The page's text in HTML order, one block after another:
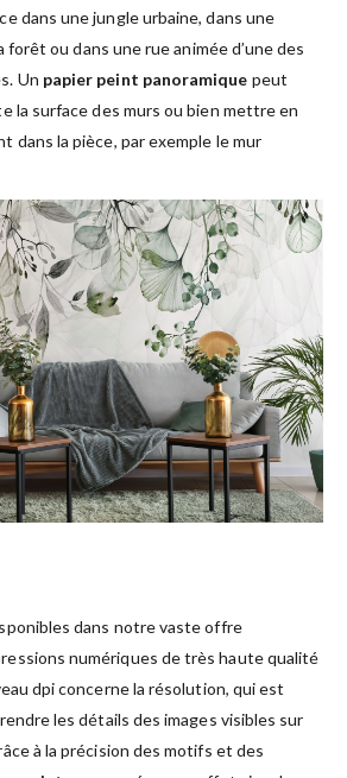
dans une jungle urbaine, dans une
forêt ou dans une rue animée d’une des
Un papier peint panoramique peut
la surface des murs ou bien mettre en
dans la pièce, par exemple le mur
dans notre vaste offre
numériques de très haute qualité
dpi concerne la résolution, qui est
les détails des images visibles sur
à la précision des motifs et des